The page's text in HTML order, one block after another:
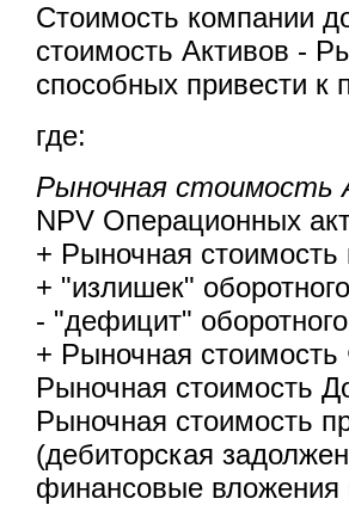
Стоимость компании
стоимость Активов -
способных привести к
где:
Рыночная стоимость
NPV Операционных
+ Рыночная стоимость
+ "излишек"
- "дефицит"
+ Рыночная
Рыночная стоимость
Рыночная стоимость
(дебиторская
финансовые вложения